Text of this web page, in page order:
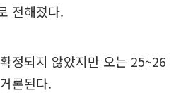
전해졌다.
정되지 않았지만 오는 25~26
론된다.